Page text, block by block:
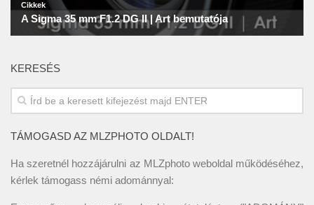
KERESÉS
TÁMOGASD AZ MLZPHOTO OLDALT!
Ha szeretnél hozzájárulni az MLZphoto weboldal működéséhez,
kérlek támogass némi adománnyal: